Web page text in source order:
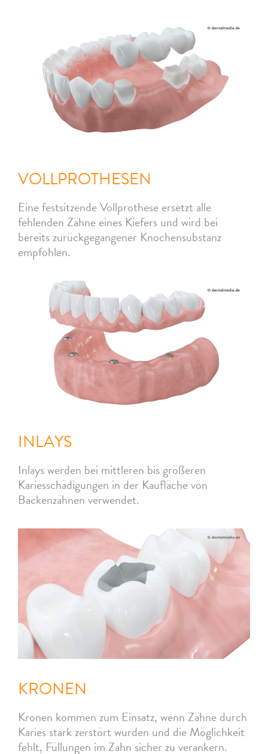
VOLLPROTHESEN
Eine festsitzende Vollprothese ersetzt alle
fehlenden Zähne eines Kiefers und wird bei
bereits zurückgegangener Knochensubstanz
empfohlen.
INLAYS
Inlays werden bei mittleren bis größeren
Kariesschädigungen in der Kaufläche von
Backenzähnen verwendet.
KRONEN
Kronen kommen zum Einsatz, wenn Zähne durch
Karies stark zerstört wurden und die Möglichkeit
fehlt, Füllungen im Zahn sicher zu verankern.